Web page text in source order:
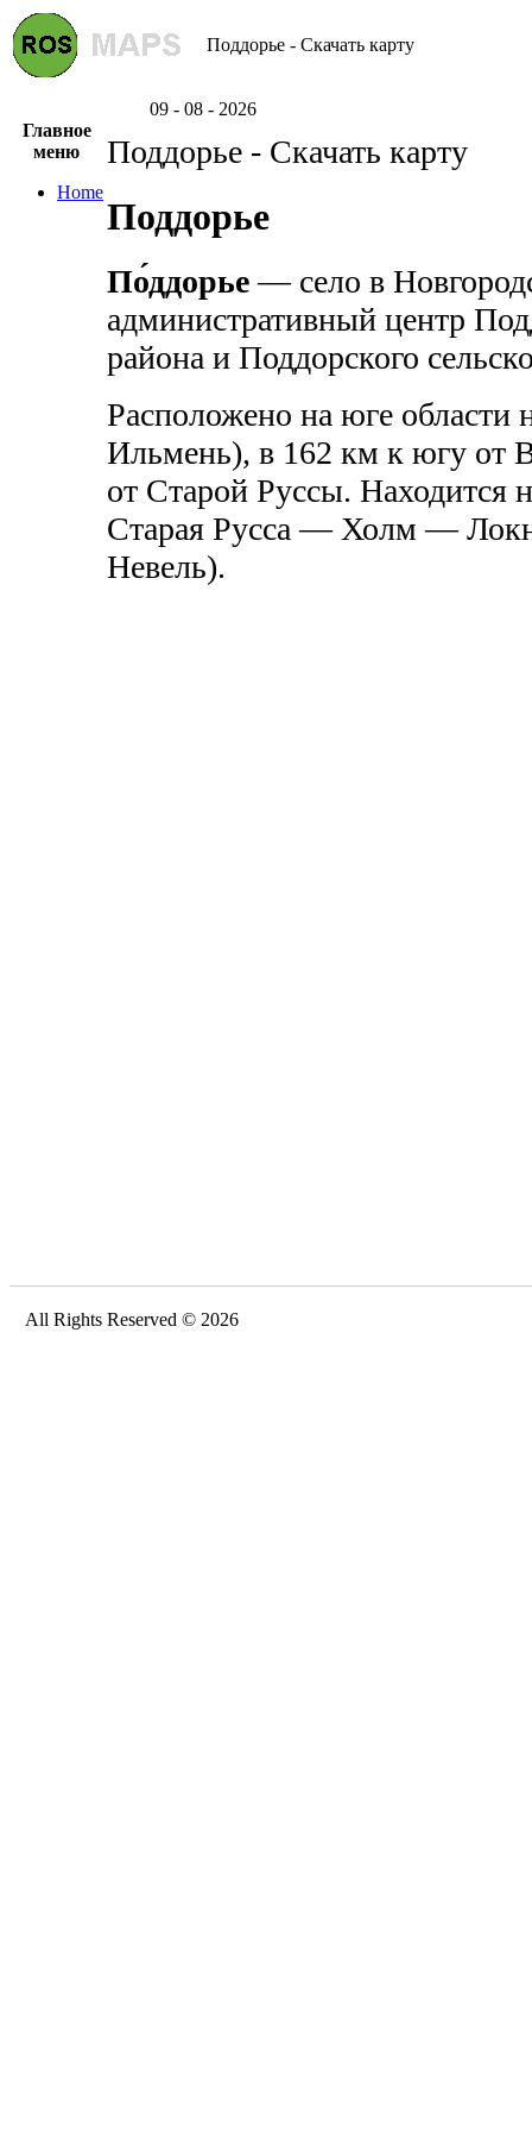
Поддорье - Скачать карту
09 - 08 - 2026
Главное
меню
Home
Поддорье - Скачать карту
Поддорье
По́ддорье— село в
административный центр
района и Поддорского
Расположено на юге области
Ильмень), в 162 км к югу от
от Старой Руссы.
Старая Русса — Холм —
Невель).
All Rights Reserved © 2026